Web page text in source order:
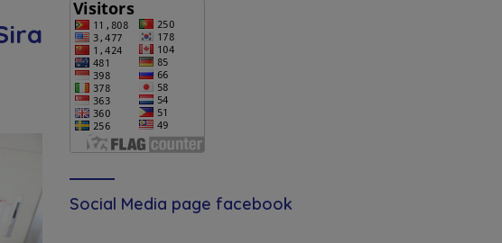
Social Media page facebook